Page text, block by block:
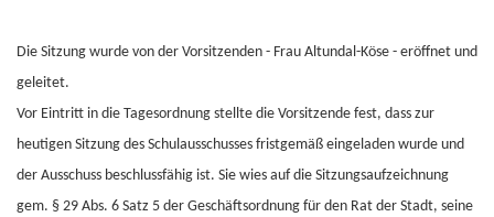
Die Sitzung wurde von der Vorsitzenden - Frau Altundal-Köse - eröffnet und
geleitet.
Vor Eintritt in die Tagesordnung stellte die Vorsitzende fest, dass zur
heutigen Sitzung des Schulausschusses fristgemäß eingeladen wurde und
der Ausschuss beschlussfähig ist. Sie wies auf die Sitzungsaufzeichnung
gem. § 29 Abs. 6 Satz 5 der Geschäftsordnung für den Rat der Stadt, seine